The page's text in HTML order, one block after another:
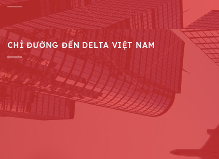
CHỈ ĐƯỜNG ĐẾN DELTA VIỆT NAM